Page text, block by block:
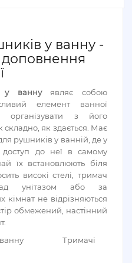
у ванну -
у ваннуявляє собою
елемент ванної
організувати з його
як здається. Має
рушників у ванній, де у
до неї в самому
їх встановлюють біля
високі стелі, тримач
унітазом або за
кімнат не відрізняються
обмежений, настінний
Тримачі